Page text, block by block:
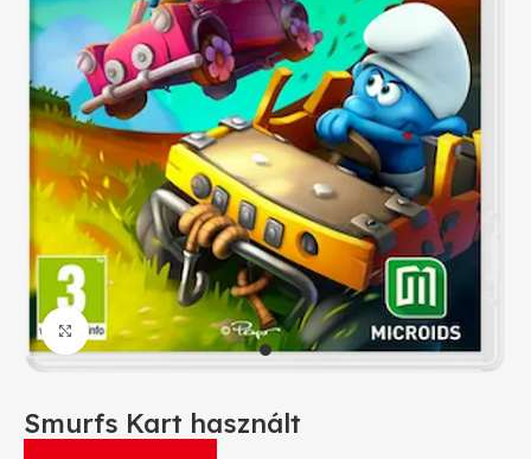
Click to enlarge
Smurfs Kart használt